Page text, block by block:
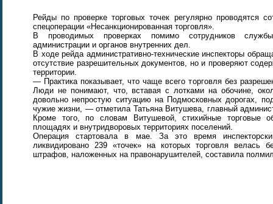
Рейды по проверке торговых точек регулярно проводятся
спецоперации «Несанкционированная торговля».
В проводимых проверках помимо сотрудников
администрации и органов внутренних дел.
В ходе рейда административно-технические инспекторы
отсутствие разрешительных документов, но и проверяют
территории.
— Практика показывает, что чаще всего торговля без
Люди не понимают, что, вставая с лотками на обочине,
довольно непростую ситуацию на Подмосковных дорогах,
чужие жизни, — отметила Татьяна Витушева, главный
Кроме того, по словам Витушевой, стихийные торговые
площадях и внутридворовых территориях поселений.
Операция стартовала в мае. За это время
ликвидировано 239 «точек» на которых торговля велась
штрафов, наложенных на правонарушителей, составила